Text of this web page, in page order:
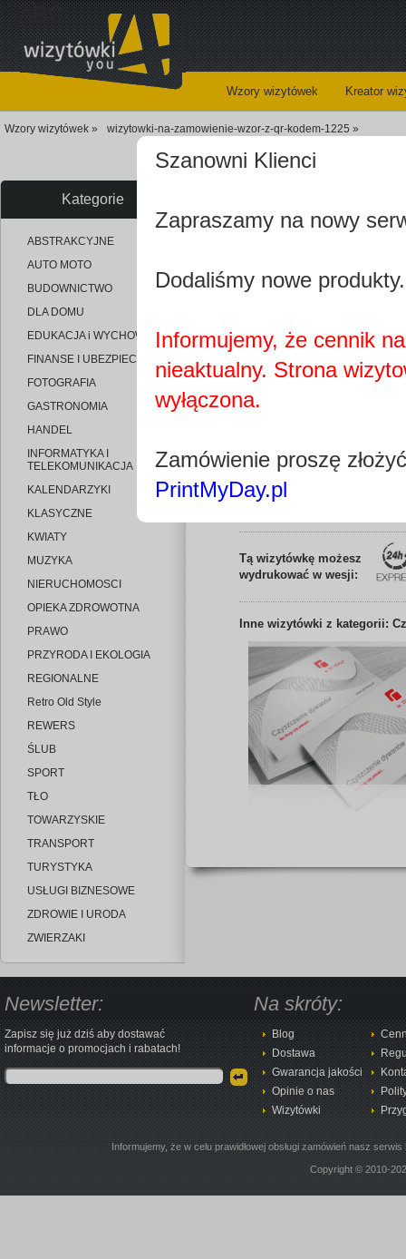
Wzory wizytówek Kreator
Wzory wizytówek » wizytowki-na-zamowienie-wzor-z-qr-kodem-1225 »
Kategorie
ABSTRAKCYJNE
AUTO MOTO
BUDOWNICTWO
DLA DOMU
EDUKACJA i WYCHOWANIE
FINANSE I UBEZPIECZENIA
FOTOGRAFIA
GASTRONOMIA
HANDEL
INFORMATYKA I
TELEKOMUNIKACJA
KALENDARZYKI
KLASYCZNE
KWIATY
MUZYKA
NIERUCHOMOSCI
OPIEKA ZDROWOTNA
PRAWO
PRZYRODA I EKOLOGIA
REGIONALNE
Retro Old Style
REWERS
ŚLUB
SPORT
TŁO
TOWARZYSKIE
TRANSPORT
TURYSTYKA
USŁUGI BIZNESOWE
ZDROWIE I URODA
ZWIERZAKI
ABC
Edytuj
Tą wizytówkę możesz
wydrukować w wesji:
Inne wizytówki z kategorii:
Newsletter:
Zapisz się już dziś aby dostawać
informacje o promocjach i rabatach!
Na skróty:
Blog
Dostawa
Gwarancja jakości
Opinie o nas
Wizytówki
Informujemy, że w celu prawidłowej obsługi zamówień nasz
Copyright © 2010-
Szanowni Klienci
Zapraszamy na nowy
Dodaliśmy nowe
Informujemy, że cennik
nieaktualny. Strona
wyłączona.
Zamówienie proszę
PrintMyDay.pl